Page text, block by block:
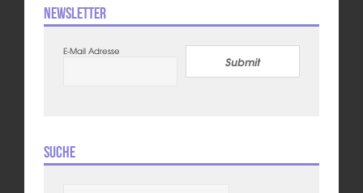
Newsletter
E-Mail Adresse
Submit
Suche